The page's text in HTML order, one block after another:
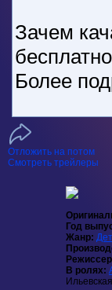
Зачем
Более
Отложить на потом
Смотреть трейлеры
Год
Жанр:
В ролях: